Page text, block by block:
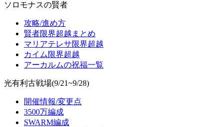
ソロモナスの賢者
攻略/進め方
賢者限界超越まとめ
マリアテレサ限界超越
カイム限界超越
アーカルムの祝福一覧
光有利古戦場(9/21~9/28)
開催情報/変更点
3500万編成
SWARM編成